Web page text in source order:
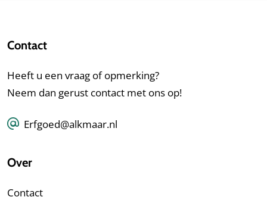
Contact
Heeft u een vraag of opmerking?
Neem dan gerust contact met ons op!
Erfgoed@alkmaar.nl
Over
Contact